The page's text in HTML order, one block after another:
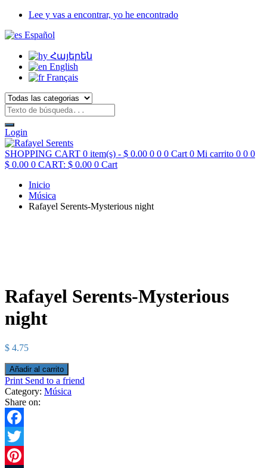
Lee y vas a encontrar, yo he encontrado
Español
Հայերեն
English
Français
Login
SHOPPING CART 0 item(s) - $ 0.00 0 0 0 Cart 0 Mi carrito 0 0 0
$ 0.00 0 CART: $ 0.00 0 Cart
Inicio
Música
Rafayel Serents-Mysterious night
Rafayel Serents-Mysterious
night
$ 4.75
Añadir al carrito
Print Send to a friend
Category: Música
Share on:
Facebook
Twitter